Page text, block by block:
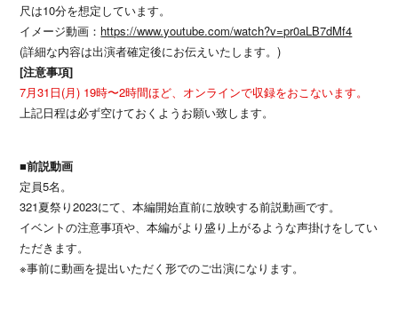
尺は10分を想定しています。
イメージ動画： https://www.youtube.com/watch?v=pr0aLB7dMf4
(詳細な内容は出演者確定後にお伝えいたします。)
[注意事項]
7月31日(月) 19時〜2時間ほど、オンラインで収録をおこないます。
上記日程は必ず空けておくようお願い致します。
■前説動画
定員5名。
321夏祭り2023にて、本編開始直前に放映する前説動画です。
イベントの注意事項や、本編がより盛り上がるような声掛けをしてい
ただきます。
※事前に動画を提出いただく形でのご出演になります。